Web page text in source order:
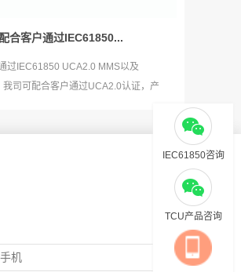
合客户通过IEC61850...
过IEC61850 UCA2.0 MMS以及
司可配合客户通过UCA2.0认证，产
IEC61850咨询
TCU产品咨询